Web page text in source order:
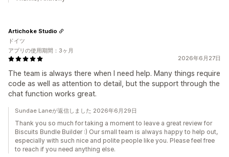
2026年6月27日
The team is always there when I need help. Many things require
code as well as attention to detail, but the support through the
chat function works great.
Artichoke Studio
ドイツ
アプリの使用期間：3ヶ月
Sundae Laneが返信しました 2026年6月29日
Thank you so much for taking a moment to leave a great review for
Biscuits Bundle Builder :) Our small team is always happy to help out,
especially with such nice and polite people like you. Please feel free
to reach if you need anything else.